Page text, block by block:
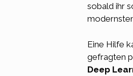
sobald ihr
Eine Hilfe
gefragten
Deep